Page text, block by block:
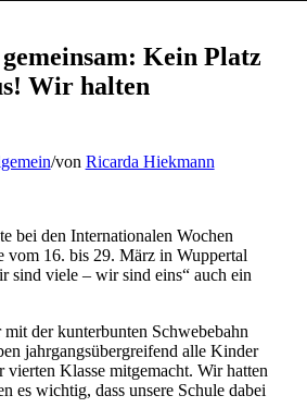
Kein Platz
Wir halten
/von Ricarda Hiekmann
bei den Internationalen Wochen
vom 16. bis 29. März in Wuppertal
sind viele – wir sind eins“ auch ein
der kunterbunten Schwebebahn
jahrgangsübergreifend alle Kinder
vierten Klasse mitgemacht. Wir hatten
es wichtig, dass unsere Schule dabei